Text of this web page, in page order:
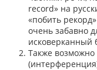
record» на
«побить
очень забавно
исковерканный
Также